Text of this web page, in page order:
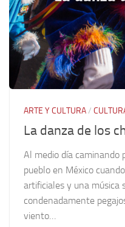
ARTE Y CULTURA/
La danza de los
Al medio día caminando
pueblo en México
artificiales y una música
condenadamente
viento…